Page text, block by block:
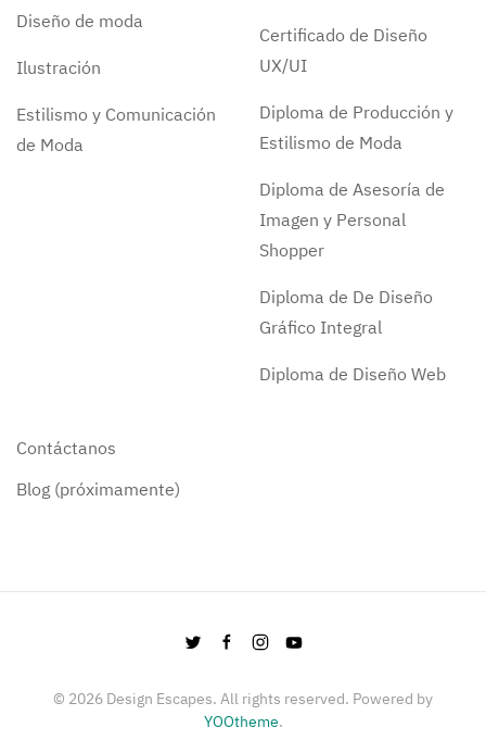
Diseño de moda
Ilustración
Estilismo y Comunicación
de Moda
Certificado de Diseño
UX/UI
Diploma de Producción y
Estilismo de Moda
Diploma de Asesoría de
Imagen y Personal
Shopper
Diploma de De Diseño
Gráfico Integral
Diploma de Diseño Web
Contáctanos
Blog (próximamente)
© 2026 Design Escapes. All rights reserved. Powered by
YOOtheme.